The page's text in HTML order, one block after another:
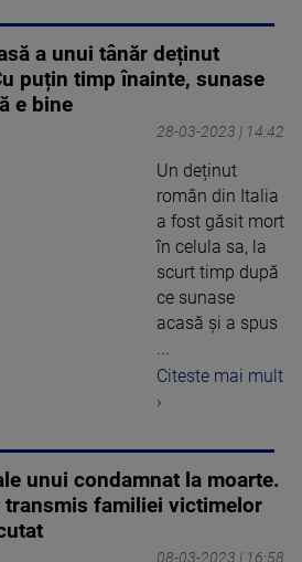
a unui tânăr deținut
puțin timp înainte, sunase
e bine
28-03-2023 | 14:42
Un deținut
român din Italia
a fost găsit mort
în celula sa, la
scurt timp după
ce sunase
acasă și a spus
...
Citeste mai mult
›
unui condamnat la moarte.
familiei victimelor
08-03-2023 | 16:58